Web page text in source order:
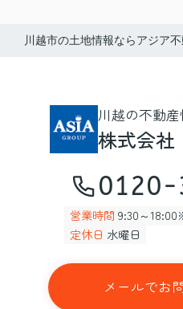
川越市の土地情報ならアジア
川越の不動
株式会
営業時間 9:30～
定休日 水曜日
メールでお